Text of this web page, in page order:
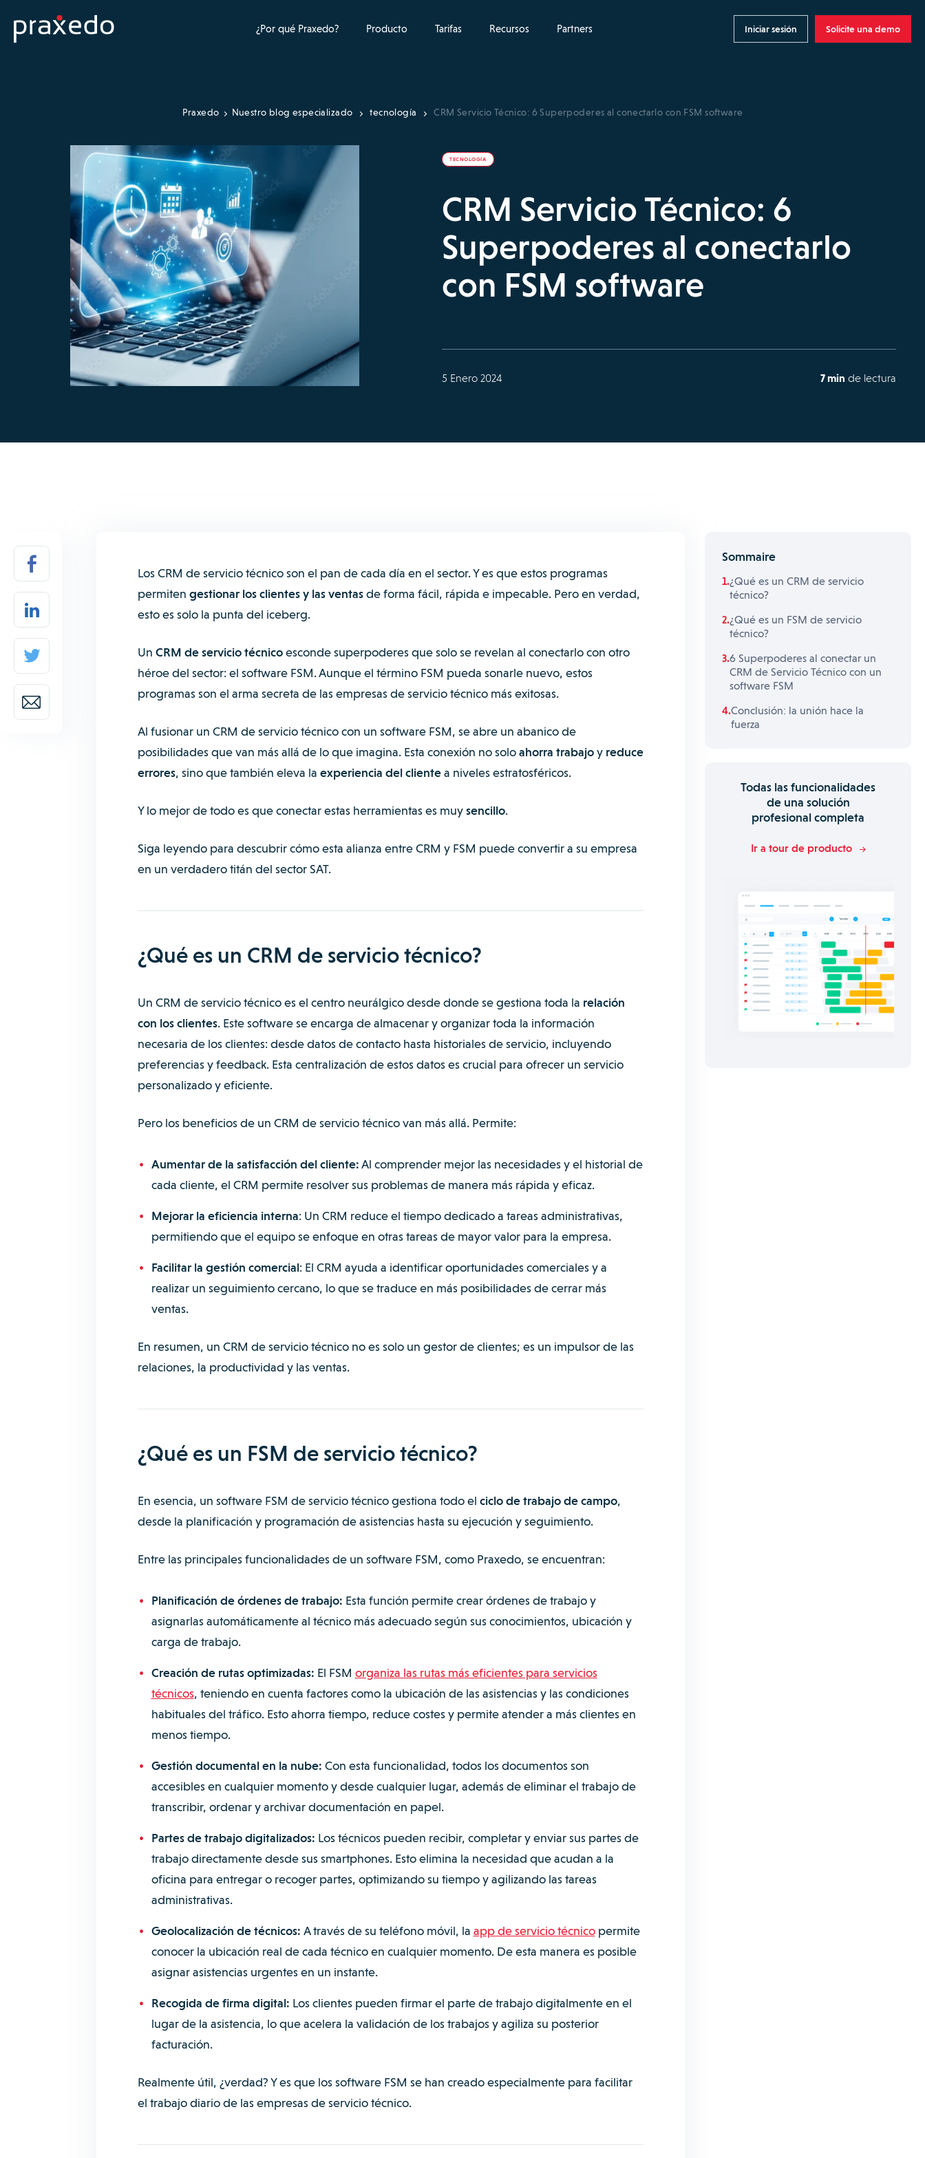
¿Por qué Praxedo? Producto Tarifas Recursos Partners Iniciar sesión Solicite una demo
Praxedo Nuestro blog especializado tecnología CRM Servicio Técnico: 6 Superpoderes al conectarlo con FSM software
TECNOLOGÍA
CRM Servicio Técnico: 6
Superpoderes al conectarlo
con FSM software
5 Enero 2024 7 min de lectura
Los CRM de servicio técnico son el pan de cada día en el sector. Y es que estos programas
permiten gestionar los clientes y las ventasde forma fácil, rápida e impecable. Pero en verdad,
esto es solo la punta del iceberg.
Un CRM de servicio técnicoesconde superpoderes que solo se revelan al conectarlo con otro
héroe del sector: el software FSM. Aunque el término FSM pueda sonarle nuevo, estos
programas son el arma secreta de las empresas de servicio técnico más exitosas.
Al fusionar un CRM de servicio técnico con un software FSM, se abre un abanico de
posibilidades que van más allá de lo que imagina. Esta conexión no soloahorra trabajoy reduce
errores, sino que también eleva la experiencia del clientea niveles estratosféricos.
Y lo mejor de todo es que conectar estas herramientas es muysencillo.
Siga leyendo para descubrir cómo esta alianza entre CRM y FSM puede convertir a su empresa
en un verdadero titán del sector SAT.
¿Qué es un CRM de servicio técnico?
Un CRM de servicio técnico es el centro neurálgico desde donde se gestiona toda la relación
con los clientes. Este software se encarga de almacenar y organizar toda la información
necesaria de los clientes: desde datos de contacto hasta historiales de servicio, incluyendo
preferencias y feedback. Esta centralización de estos datos es crucial para ofrecer un servicio
personalizado y eficiente.
Pero los beneficios de un CRM de servicio técnico van más allá. Permite:
Aumentar de la satisfacción del cliente:Al comprender mejor las necesidades y el historial de
cada cliente, el CRM permite resolver sus problemas de manera más rápida y eficaz.
Mejorar la eficiencia interna: Un CRM reduce el tiempo dedicado a tareas administrativas,
permitiendo que el equipo se enfoque en otras tareas de mayor valor para la empresa.
Facilitar la gestión comercial: El CRM ayuda a identificar oportunidades comerciales y a
realizar un seguimiento cercano, lo que se traduce en más posibilidades de cerrar más
ventas.
En resumen, un CRM de servicio técnico no es solo un gestor de clientes; es un impulsor de las
relaciones, la productividad y las ventas.
¿Qué es un FSM de servicio técnico?
En esencia, un software FSM de servicio técnico gestiona todo el ciclo de trabajo de campo,
desde la planificación y programación de asistencias hasta su ejecución y seguimiento.
Entre las principales funcionalidades de un software FSM, como Praxedo, se encuentran:
Planificación de órdenes de trabajo: Esta función permite crear órdenes de trabajo y
asignarlas automáticamente al técnico más adecuado según sus conocimientos, ubicación y
carga de trabajo.
Creación de rutas optimizadas: El FSM organiza las rutas más eficientes para servicios
técnicos, teniendo en cuenta factores como la ubicación de las asistencias y las condiciones
habituales del tráfico. Esto ahorra tiempo, reduce costes y permite atender a más clientes en
menos tiempo.
Gestión documental en la nube: Con esta funcionalidad, todos los documentos son
accesibles en cualquier momento y desde cualquier lugar, además de eliminar el trabajo de
transcribir, ordenar y archivar documentación en papel.
Partes de trabajo digitalizados: Los técnicos pueden recibir, completar y enviar sus partes de
trabajo directamente desde sus smartphones. Esto elimina la necesidad que acudan a la
oficina para entregar o recoger partes, optimizando su tiempo y agilizando las tareas
administrativas.
Geolocalización de técnicos: A través de su teléfono móvil, la app de servicio técnicopermite
conocer la ubicación real de cada técnico en cualquier momento. De esta manera es posible
asignar asistencias urgentes en un instante.
Recogida de firma digital: Los clientes pueden firmar el parte de trabajo digitalmente en el
lugar de la asistencia, lo que acelera la validación de los trabajos y agiliza su posterior
facturación.
Realmente útil, ¿verdad? Y es que los software FSM se han creado especialmente para facilitar
el trabajo diario de las empresas de servicio técnico.
Sommaire
¿Qué es un CRM de servicio
técnico?
¿Qué es un FSM de servicio
técnico?
6 Superpoderes al conectar un
CRM de Servicio Técnico con un
software FSM
Conclusión: la unión hace la
fuerza
Todas las funcionalidades
de una solución
profesional completa
Ir a tour de producto